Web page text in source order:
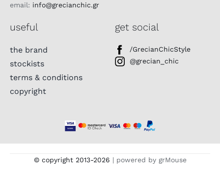
email: info@grecianchic.gr
useful
the brand
stockists
terms & conditions
copyright
get social
/GrecianChicStyle
@grecian_chic
© copyright 2013-2026 | powered by grMouse